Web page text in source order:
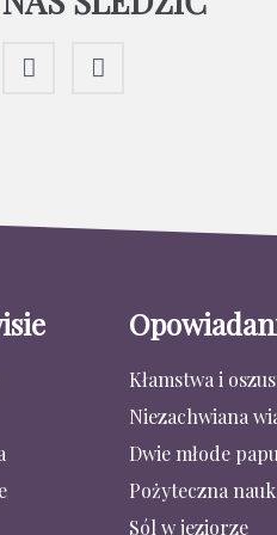
Kłamstwa i
Niezachwiana
Dwie młode
Pożyteczna
Sól w jeziorze